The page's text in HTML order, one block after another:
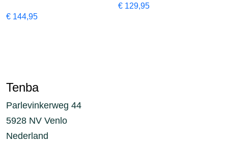
€ 144,95
€ 129,95
Tenba
Parlevinkerweg 44
5928 NV Venlo
Nederland